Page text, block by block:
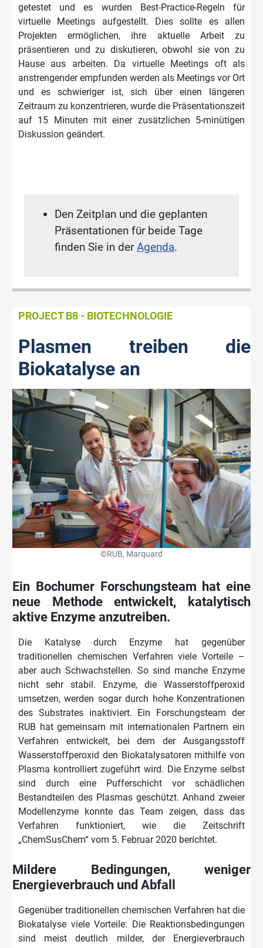
getestet und es wurden Best-Practice-Regeln für
virtuelle Meetings aufgestellt. Dies sollte es allen
Projekten ermöglichen, ihre aktuelle Arbeit zu
präsentieren und zu diskutieren, obwohl sie von zu
Hause aus arbeiten. Da virtuelle Meetings oft als
anstrengender empfunden werden als Meetings vor Ort
und es schwieriger ist, sich über einen längeren
Zeitraum zu konzentrieren, wurde die Präsentationszeit
auf 15 Minuten mit einer zusätzlichen 5-minütigen
Diskussion geändert.
Den Zeitplan und die geplanten
Präsentationen für beide Tage
finden Sie in derAgenda.
PROJECT B8 - BIOTECHNOLOGIE
Plasmen treiben die
Biokatalyse an
©RUB, Marquard
Ein Bochumer Forschungsteam hat eine
neue Methode entwickelt, katalytisch
aktive Enzyme anzutreiben.
Die Katalyse durch Enzyme hat gegenüber
traditionellen chemischen Verfahren viele Vorteile –
aber auch Schwachstellen. So sind manche Enzyme
nicht sehr stabil. Enzyme, die Wasserstoffperoxid
umsetzen, werden sogar durch hohe Konzentrationen
des Substrates inaktiviert. Ein Forschungsteam der
RUB hat gemeinsam mit internationalen Partnern ein
Verfahren entwickelt, bei dem der Ausgangsstoff
Wasserstoffperoxid den Biokatalysatoren mithilfe von
Plasma kontrolliert zugeführt wird. Die Enzyme selbst
sind durch eine Pufferschicht vor schädlichen
Bestandteilen des Plasmas geschützt. Anhand zweier
Modellenzyme konnte das Team zeigen, dass das
Verfahren funktioniert, wie die Zeitschrift
„ChemSusChem“ vom 5. Februar 2020 berichtet.
Mildere Bedingungen, weniger
Energieverbrauch und Abfall
Gegenüber traditionellen chemischen Verfahren hat die
Biokatalyse viele Vorteile: Die Reaktionsbedingungen
sind meist deutlich milder, der Energieverbrauch